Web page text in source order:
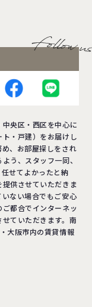
央区・西区を中心に
・戸建）をお届けし
、お部屋探しをされ
う、スタッフ一同、
せてよかったと納
供させていただきま
ない場合でもご安心
都合でインターネッ
ていただきます。南
大阪市内の賃貸情報